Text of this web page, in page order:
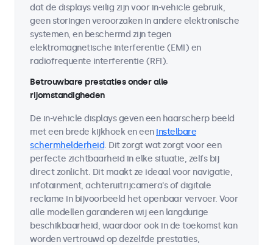
dat de displays veilig zijn voor in-vehicle gebruik,
geen storingen veroorzaken in andere elektronische
systemen, en beschermd zijn tegen
elektromagnetische interferentie (EMI) en
radiofrequente interferentie (RFI).
Betrouwbare prestaties onder alle
rijomstandigheden
De in-vehicle displays geven een haarscherp beeld
met een brede kijkhoek en een instelbare
schermhelderheid. Dit zorgt wat zorgt voor een
perfecte zichtbaarheid in elke situatie, zelfs bij
direct zonlicht. Dit maakt ze ideaal voor navigatie,
infotainment, achteruitrijcamera's of digitale
reclame in bijvoorbeeld het openbaar vervoer. Voor
alle modellen garanderen wij een langdurige
beschikbaarheid, waardoor ook in de toekomst kan
worden vertrouwd op dezelfde prestaties,